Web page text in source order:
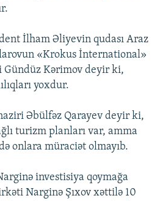
İlham Əliyevin qudası Araz
«Krokus İnternational»
Gündüz Kərimov deyir ki,
yoxdur.
Əbülfəz Qarayev deyir ki,
turizm planları var, amma
onlara müraciət olmayıb.
investisiya qoymağa
Narginə Şıxov xəttilə 10